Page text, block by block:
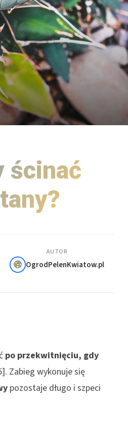
ścinać
AUTOR
OgrodPelenKwiatow.pl
po przekwitnięciu, gdy
Zabieg wykonuje się
pozostaje długo i szpeci